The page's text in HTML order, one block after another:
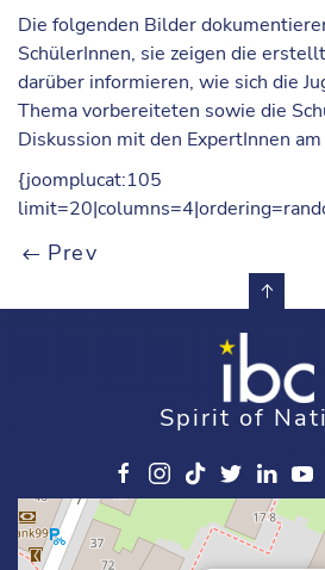
Die folgenden Bilder
SchülerInnen, sie zeigen die
darüber informieren, wie sich die
Thema vorbereiteten sowie die
Diskussion mit den ExpertInnen
{joomplucat:105
Prev
Spirit of